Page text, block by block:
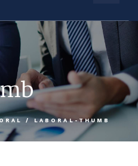
/LABORAL-THUMB